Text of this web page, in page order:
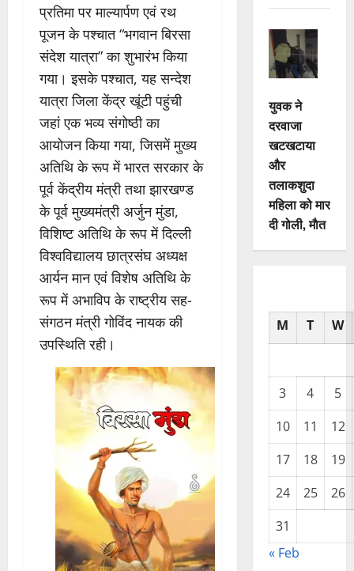
प्रतिमा पर माल्यार्पण एवं रथ
पूजन के पश्चात “भगवान बिरसा
संदेश यात्रा” का शुभारंभ किया
गया। इसके पश्चात, यह सन्देश
यात्रा जिला केंद्र खूंटी पहुंची
जहां एक भव्य संगोष्ठी का
आयोजन किया गया, जिसमें मुख्य
अतिथि के रूप में भारत सरकार के
पूर्व केंद्रीय मंत्री तथा झारखण्ड
के पूर्व मुख्यमंत्री अर्जुन मुंडा,
विशिष्ट अतिथि के रूप में दिल्ली
विश्वविद्यालय छात्रसंघ अध्यक्ष
आर्यन मान एवं विशेष अतिथि के
रूप में अभाविप के राष्ट्रीय सह-
संगठन मंत्री गोविंद नायक की
उपस्थिति रही।
युवक ने
दरवाजा
खटखटाया
और
तलाकशुदा
महिला को मार
दी गोली, माैत
M T W
3 4
5
10
11
12
17
18
19
24
25
26
31
« Feb